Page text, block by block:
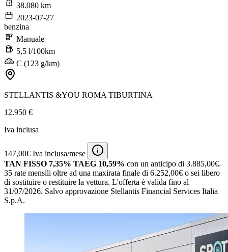
38.080 km
2023-07-27
benzina
Manuale
5,5 l/100km
C (123 g/km)
STELLANTIS &YOU ROMA TIBURTINA
12.950 €
Iva inclusa
147,00€ Iva inclusa/mese
TAN FISSO 7,35% TAEG 10,59% con un anticipo di 3.885,00€.
35 rate mensili oltre ad una maxirata finale di 6.252,00€ o sei libero
di sostituire o restituire la vettura. L'offerta è valida fino al
31/07/2026. Salvo approvazione Stellantis Financial Services Italia
S.p.A.